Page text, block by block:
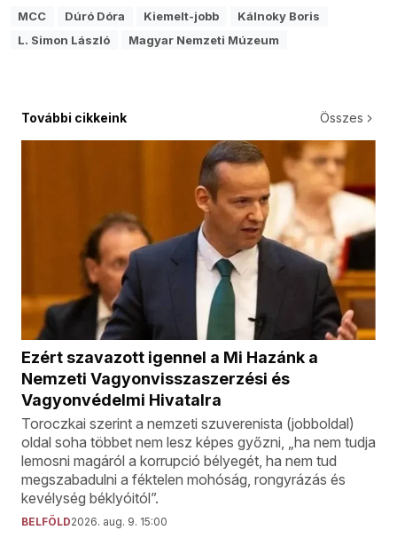
MCC Dúró Dóra Kiemelt-jobb
Kálnoky Boris
L. Simon László
Magyar Nemzeti Múzeum
További cikkeink Összes
Ezért szavazott igennel a Mi Hazánk a
Nemzeti Vagyonvisszaszerzési és
Vagyonvédelmi Hivatalra
Toroczkai szerint a nemzeti szuverenista (jobboldal)
oldal soha többet nem lesz képes győzni, „ha nem tudja
lemosni magáról a korrupció bélyegét, ha nem tud
megszabadulni a féktelen mohóság, rongyrázás és
kevélység béklyóitól”.
BELFÖLD2026. aug. 9. 15:00